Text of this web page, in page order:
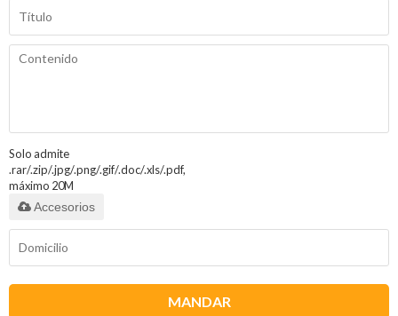
Solo admite
.rar/.zip/.jpg/.png/.gif/.doc/.xls/.pdf,
máximo 20M
Accesorios
MANDAR